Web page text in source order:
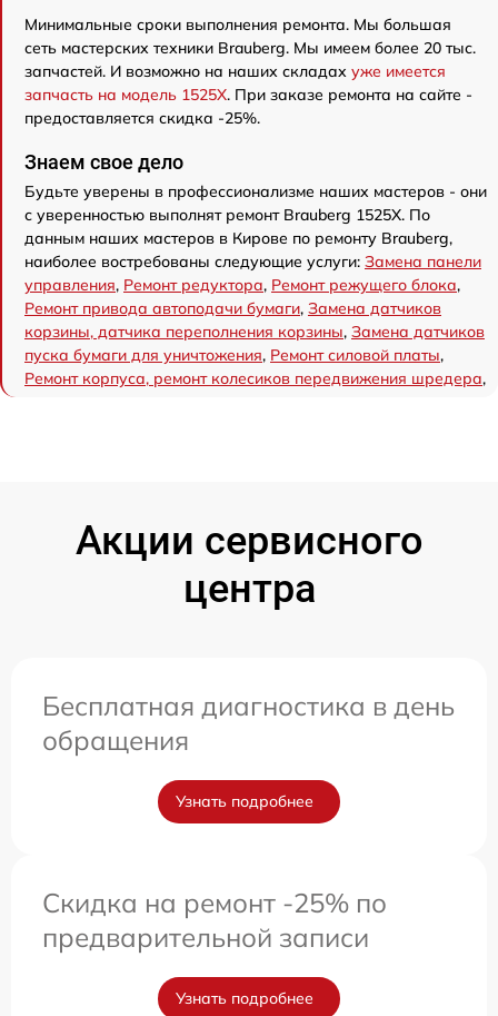
Минимальные сроки выполнения ремонта. Мы большая
сеть мастерских техники Brauberg. Мы имеем более 20 тыс.
запчастей. И возможно на наших складах уже имеется
запчасть на модель 1525X. При заказе ремонта на сайте -
предоставляется скидка -25%.
Знаем свое дело
Будьте уверены в профессионализме наших мастеров - они
с уверенностью выполнят ремонт Brauberg 1525X. По
данным наших мастеров в Кирове по ремонту Brauberg,
наиболее востребованы следующие услуги: Замена панели
управления, Ремонт редуктора, Ремонт режущего блока,
Ремонт привода автоподачи бумаги, Замена датчиков
корзины, датчика переполнения корзины, Замена датчиков
пуска бумаги для уничтожения, Ремонт силовой платы,
Ремонт корпуса, ремонт колесиков передвижения шредера,
Акции сервисного
центра
Бесплатная диагностика в день
обращения
Узнать подробнее
Скидка на ремонт -25% по
предварительной записи
Узнать подробнее